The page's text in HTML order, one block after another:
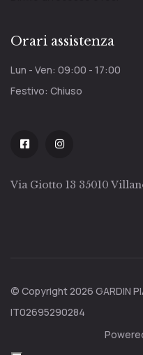
Orari assistenza
Lun - Ven: 09:00 - 17:00
Festivo: Chiuso
Via Giotto 13 35010
© Copyright 2026 GARDIN
IT02695290284